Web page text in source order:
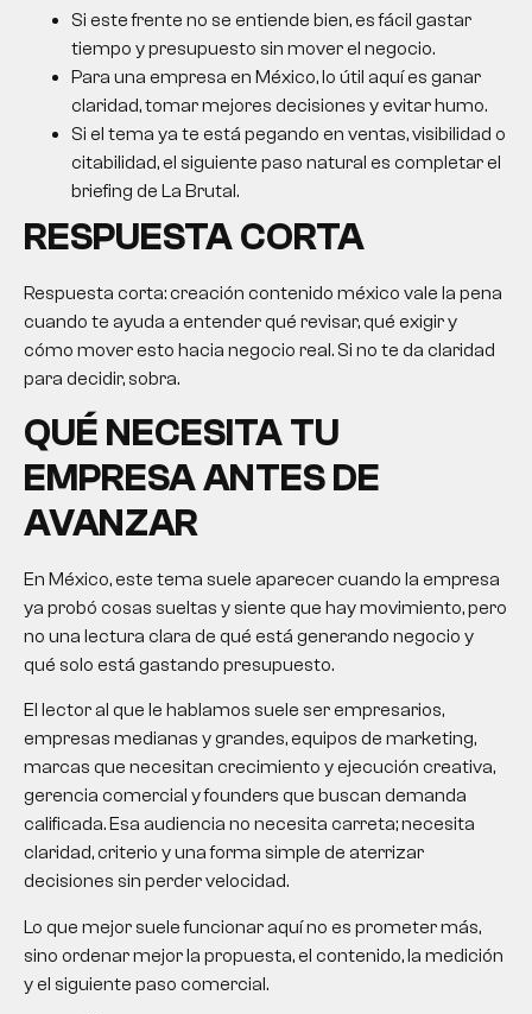
Si este frente no se entiende bien, es fácil gastar
tiempo y presupuesto sin mover el negocio.
Para una empresa en México, lo útil aquí es ganar
claridad, tomar mejores decisiones y evitar humo.
Si el tema ya te está pegando en ventas, visibilidad o
citabilidad, el siguiente paso natural es completar el
briefing de La Brutal.
RESPUESTA CORTA
Respuesta corta: creación contenido méxico vale la pena
cuando te ayuda a entender qué revisar, qué exigir y
cómo mover esto hacia negocio real. Si no te da claridad
para decidir, sobra.
QUÉ NECESITA TU
EMPRESA ANTES DE
AVANZAR
En México, este tema suele aparecer cuando la empresa
ya probó cosas sueltas y siente que hay movimiento, pero
no una lectura clara de qué está generando negocio y
qué solo está gastando presupuesto.
El lector al que le hablamos suele ser empresarios,
empresas medianas y grandes, equipos de marketing,
marcas que necesitan crecimiento y ejecución creativa,
gerencia comercial y founders que buscan demanda
calificada. Esa audiencia no necesita carreta; necesita
claridad, criterio y una forma simple de aterrizar
decisiones sin perder velocidad.
Lo que mejor suele funcionar aquí no es prometer más,
sino ordenar mejor la propuesta, el contenido, la medición
y el siguiente paso comercial.